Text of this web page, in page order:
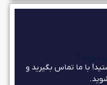
با ما تماس بگیرید و